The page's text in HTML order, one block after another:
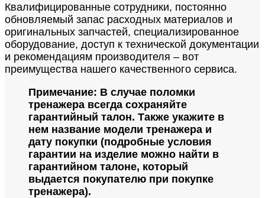
Квалифицированные сотрудники, постоянно
обновляемый запас расходных материалов и
оригинальных запчастей, специализированное
оборудование, доступ к технической документации
и рекомендациям производителя – вот
преимущества нашего качественного сервиса.
Примечание: В случае поломки
тренажера всегда сохраняйте
гарантийный талон. Также укажите в
нем название модели тренажера и
дату покупки (подробные условия
гарантии на изделие можно найти в
гарантийном талоне, который
выдается покупателю при покупке
тренажера).